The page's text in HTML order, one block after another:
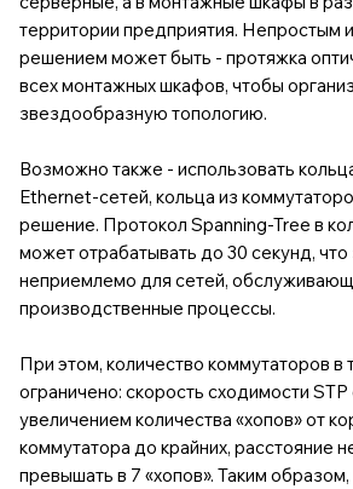
территории предприятия. Непростым
решением может быть - протяжка
всех монтажных шкафов, чтобы
звездообразную топологию.
Возможно также - использовать
Ethernet-сетей, кольца из
решение. Протокол Spanning-Tree в
может отрабатывать до 30 секунд, что
неприемлемо для сетей,
производственные процессы.
При этом, количество коммутаторов в
ограничено: скорость сходимости
увеличением количества «хопов» от
коммутатора до крайних, расстояние
превышать в 7 «хопов». Таким